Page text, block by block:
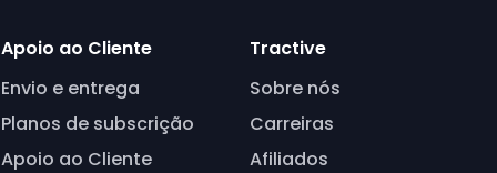
Apoio ao Cliente
Envio e entrega
Planos de subscrição
Apoio ao Cliente
Tractive
Sobre nós
Carreiras
Afiliados